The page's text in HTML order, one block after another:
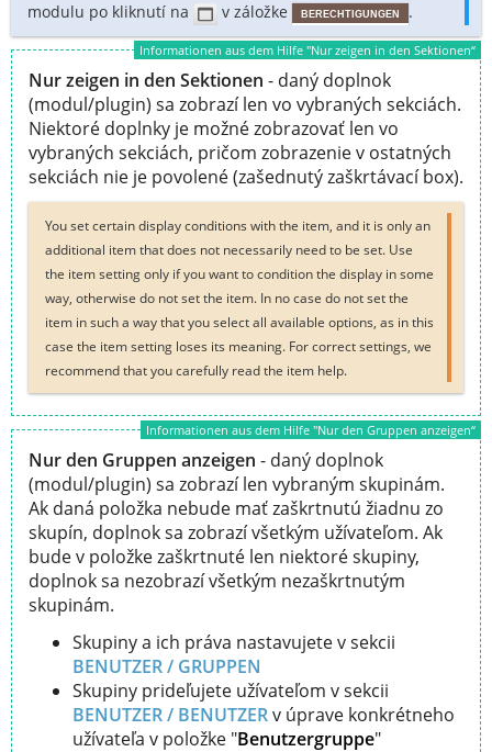
modulu po kliknutí na
v záložke BERECHTIGUNGEN .
Informationen aus dem Hilfe "Nur zeigen in den Sektionen“
Nur zeigen in den Sektionen - daný doplnok
(modul/plugin) sa zobrazí len vo vybraných sekciách.
Niektoré doplnky je možné zobrazovať len vo
vybraných sekciách, pričom zobrazenie v ostatných
sekciách nie je povolené (zašednutý zaškrtávací box).
You set certain display conditions with the item, and it is only an
additional item that does not necessarily need to be set. Use
the item setting only if you want to condition the display in some
way, otherwise do not set the item. In no case do not set the
item in such a way that you select all available options, as in this
case the item setting loses its meaning. For correct settings, we
recommend that you carefully read the item help.
Informationen aus dem Hilfe "Nur den Gruppen anzeigen“
Nur den Gruppen anzeigen - daný doplnok
(modul/plugin) sa zobrazí len vybraným skupinám.
Ak daná položka nebude mať zaškrtnutú žiadnu zo
skupín, doplnok sa zobrazí všetkým užívateľom. Ak
bude v položke zaškrtnuté len niektoré skupiny,
doplnok sa nezobrazí všetkým nezaškrtnutým
skupinám.
Skupiny a ich práva nastavujete v sekcii
BENUTZER / GRUPPEN
Skupiny prideľujete užívateľom v sekcii
BENUTZER / BENUTZERv úprave konkrétneho
užívateľa v položke "Benutzergruppe"